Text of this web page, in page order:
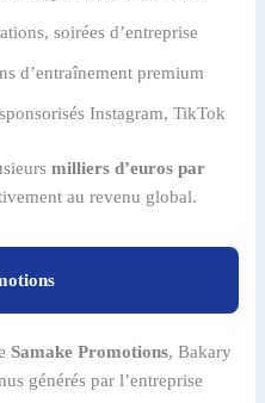
soirées d’entreprise
d’entraînement premium
Instagram, TikTok
milliers d’euros par
au revenu global.
Samake Promotions, Bakary
générés par l’entreprise